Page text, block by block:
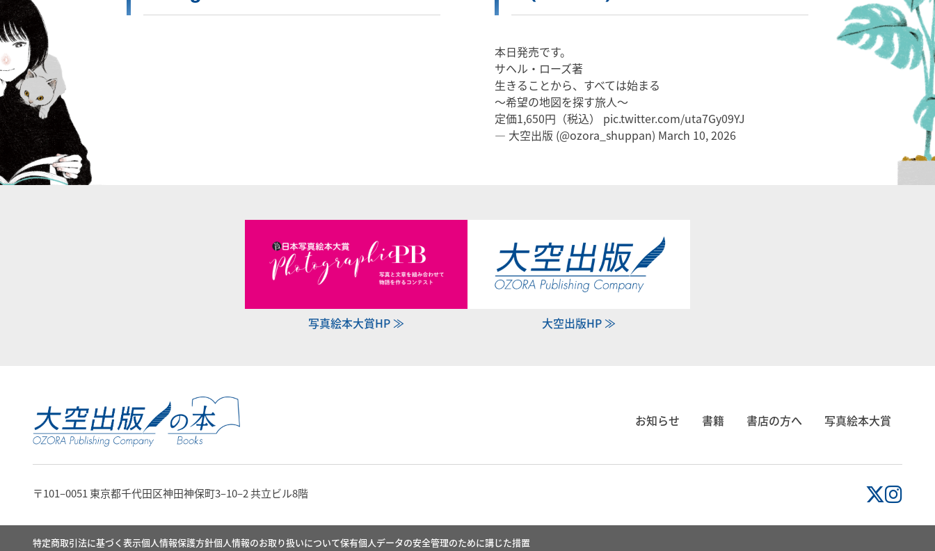
本日発売です。
サヘル・ローズ著
生きることから、すべては始まる
～希望の地図を探す旅人～
定価1,650円（税込） pic.twitter.com/uta7Gy09YJ
— 大空出版 (@ozora_shuppan) March 10, 2026
写真絵本大賞HP ≫ 大空出版HP ≫
お知らせ 書籍 書店の方へ 写真絵本大賞
〒101‒0051 東京都千代田区神田神保町3‒10‒2 共立ビル8階
特定商取引法に基づく表示個人情報保護方針個人情報のお取り扱いについて保有個人データの安全管理のために講じた措置